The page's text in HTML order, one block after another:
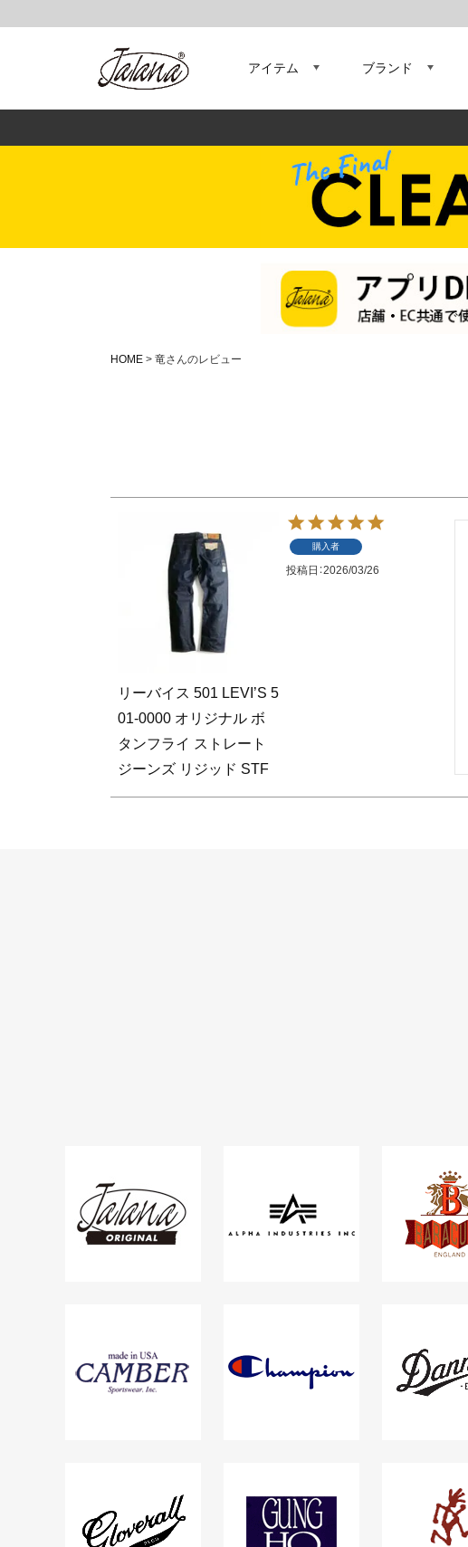
アイテム ブランド
HOME 竜さんのレビュー
リーバイス 501 LEVI’S 5
01-0000 オリジナル ボ
タンフライ ストレート
ジーンズ リジッド STF
購入者
投稿日 2026/03/26